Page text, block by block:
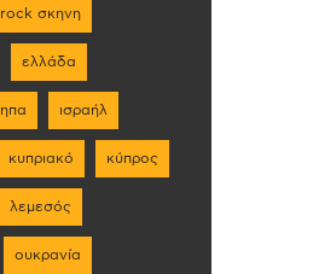
rock σκηνη
ελλάδα
ηπα ισραήλ
κυπριακό κύπρος
λεμεσός
ουκρανία